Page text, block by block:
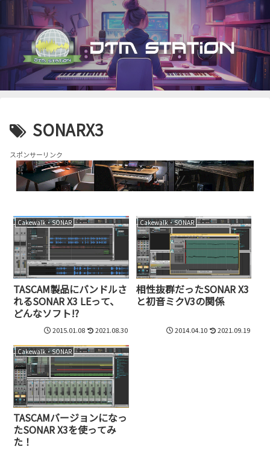
SONARX3
スポンサーリンク
Cakewalk・SONAR
TASCAM製品にバンドルさ
れるSONAR X3 LEって、
どんなソフト!?
2015.01.08 2021.08.30
Cakewalk・SONAR
相性抜群だったSONAR X3
と初音ミクV3の関係
2014.04.10 2021.09.19
Cakewalk・SONAR
TASCAMバージョンになっ
たSONAR X3を使ってみ
た！